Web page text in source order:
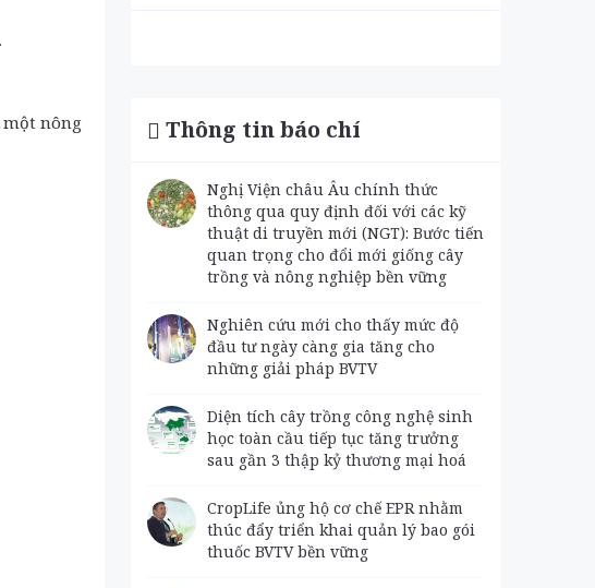
một nông
Thông tin báo chí
Nghị Viện châu Âu chính thức
thông qua quy định đối với các kỹ
thuật di truyền mới (NGT): Bước tiến
quan trọng cho đổi mới giống cây
trồng và nông nghiệp bền vững
Nghiên cứu mới cho thấy mức độ
đầu tư ngày càng gia tăng cho
những giải pháp BVTV
Diện tích cây trồng công nghệ sinh
học toàn cầu tiếp tục tăng trưởng
sau gần 3 thập kỷ thương mại hoá
CropLife ủng hộ cơ chế EPR nhằm
thúc đẩy triển khai quản lý bao gói
thuốc BVTV bền vững